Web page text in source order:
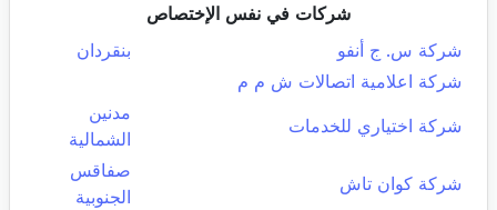
شركات في نفس الإختصاص
شركة س. ج أنفو
بنقردان
شركة اعلامية اتصالات ش م م
شركة اختياري للخدمات
مدنين
الشمالية
شركة كوان تاش
صفاقس
الجنوبية